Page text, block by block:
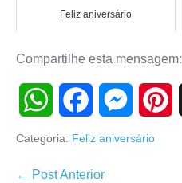
Feliz aniversário
Compartilhe esta mensagem:
W
a
P
Categoria: Feliz aniversário
Navegação
← Post Anterior